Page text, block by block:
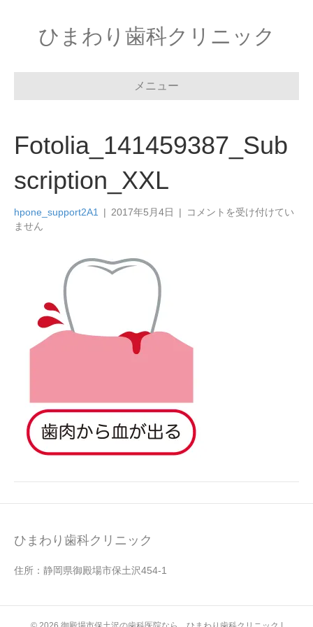
ひまわり歯科クリニック
メニュー
Fotolia_141459387_Sub
scription_XXL
hpone_support2A1 | 2017年5月4日 |
コメントを受け付けてい
ません
ひまわり歯科クリニック
住所：静岡県御殿場市保土沢454-1